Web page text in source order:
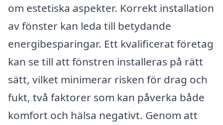
om estetiska aspekter. Korrekt installation
av fönster kan leda till betydande
energibesparingar. Ett kvalificerat företag
kan se till att fönstren installeras på rätt
sätt, vilket minimerar risken för drag och
fukt, två faktorer som kan påverka både
komfort och hälsa negativt. Genom att